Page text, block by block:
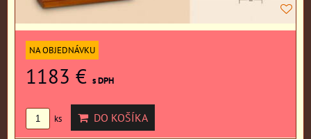
NA OBJEDNÁVKU
1183 € s DPH
ks DO KOŠÍKA